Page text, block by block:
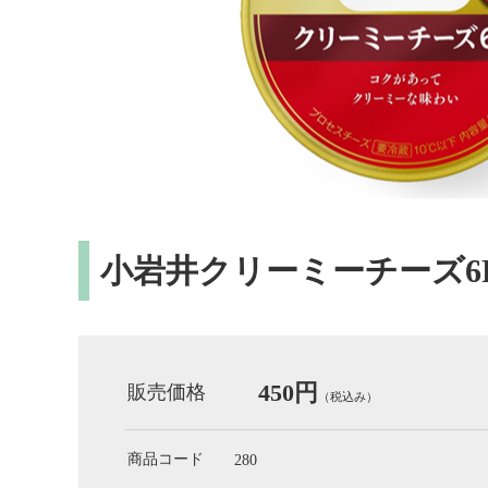
小岩井クリーミーチーズ
販売価格 450円 （税込み）
商品コード 280